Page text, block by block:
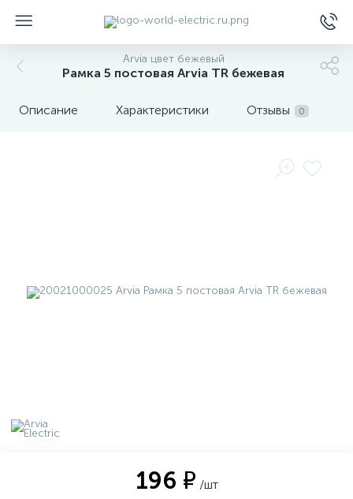
Arvia цвет бежевый
Рамка 5 постовая Arvia TR бежевая
Описание Характеристики Отзывы 0
196 ₽ /шт